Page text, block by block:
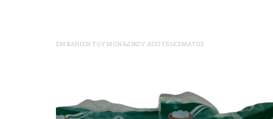
ΕΜΦΆΝΙΣΗ ΤΟΥ ΜΟΝΑΔΙΚΟΎ ΑΠΟΤΕΛΈΣΜΑΤΟΣ